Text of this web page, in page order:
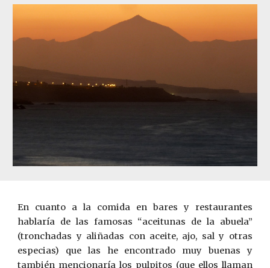
En cuanto a la comida en bares y restaurantes
hablaría de las famosas “aceitunas de la abuela”
(tronchadas y aliñadas con aceite, ajo, sal y otras
especias) que las he encontrado muy buenas y
también mencionaría los pulpitos (que ellos llaman